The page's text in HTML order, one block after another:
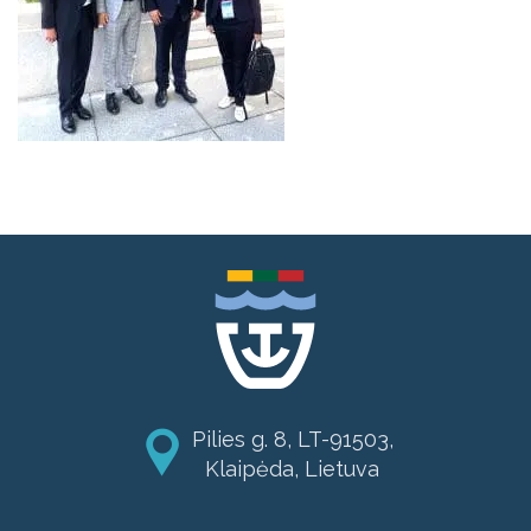
Pilies g. 8, LT-91503,
Klaipėda, Lietuva